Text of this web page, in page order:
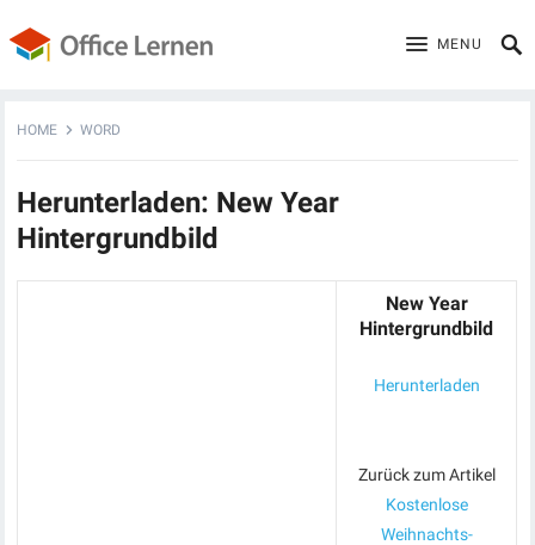
MENU
HOME WORD
Herunterladen: New Year
Hintergrundbild
New Year
Hintergrundbild
Herunterladen
Zurück zum Artikel
Kostenlose
Weihnachts-